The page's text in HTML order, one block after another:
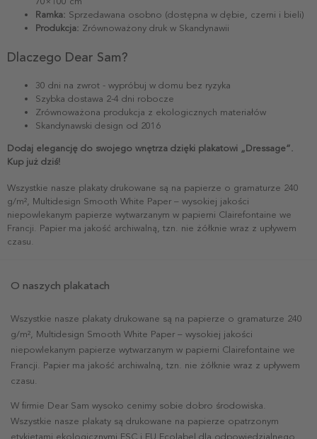
Ramka: Sprzedawana osobno (dostępna w dębie, czerni i bieli)
Produkcja: Zrównoważony druk w Skandynawii
Dlaczego Dear Sam?
30 dni na zwrot - wypróbuj w domu bez ryzyka
Szybka dostawa 2-4 dni robocze
Zrównoważona produkcja z ekologicznych materiałów
Skandynawski design od 2016
Dodaj elegancję do swojego wnętrza dzięki plakatowi „Dressage”.
Kup już dziś!
Wszystkie nasze plakaty drukowane są na papierze o gramaturze 240
g/m², Multidesign Smooth White Paper – wysokiej jakości
niepowlekanym papierze wytwarzanym w papierni Clairefontaine we
Francji. Papier ma jakość archiwalną, tzn. nie żółknie wraz z upływem
czasu.
O naszych plakatach
Wszystkie nasze plakaty drukowane są na papierze o gramaturze 240
g/m², Multidesign Smooth White Paper – wysokiej jakości
niepowlekanym papierze wytwarzanym w papierni Clairefontaine we
Francji. Papier ma jakość archiwalną, tzn. nie żółknie wraz z upływem
czasu.
W firmie Dear Sam wysoko cenimy sobie dobro środowiska.
Wszystkie nasze plakaty są drukowane na papierze opatrzonym